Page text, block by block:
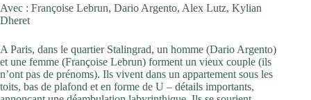
Avec : Françoise Lebrun, Dario Argento, Alex Lutz, Kylian
Dheret
A Paris, dans le quartier Stalingrad, un homme (Dario Argento)
et une femme (Françoise Lebrun) forment un vieux couple (ils
n’ont pas de prénoms). Ils vivent dans un appartement sous les
toits, bas de plafond et en forme de U – détails importants,